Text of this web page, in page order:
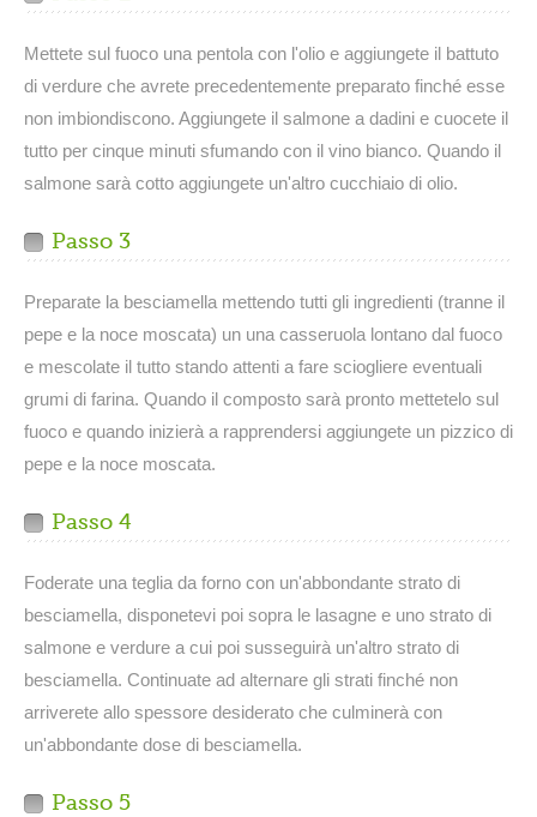
Mettete sul fuoco una pentola con l'olio e aggiungete il battuto
di verdure che avrete precedentemente preparato finché esse
non imbiondiscono. Aggiungete il salmone a dadini e cuocete il
tutto per cinque minuti sfumando con il vino bianco. Quando il
salmone sarà cotto aggiungete un'altro cucchiaio di olio.
Passo 3
Preparate la besciamella mettendo tutti gli ingredienti (tranne il
pepe e la noce moscata) un una casseruola lontano dal fuoco
e mescolate il tutto stando attenti a fare sciogliere eventuali
grumi di farina. Quando il composto sarà pronto mettetelo sul
fuoco e quando inizierà a rapprendersi aggiungete un pizzico di
pepe e la noce moscata.
Passo 4
Foderate una teglia da forno con un'abbondante strato di
besciamella, disponetevi poi sopra le lasagne e uno strato di
salmone e verdure a cui poi susseguirà un'altro strato di
besciamella. Continuate ad alternare gli strati finché non
arriverete allo spessore desiderato che culminerà con
un'abbondante dose di besciamella.
Passo 5